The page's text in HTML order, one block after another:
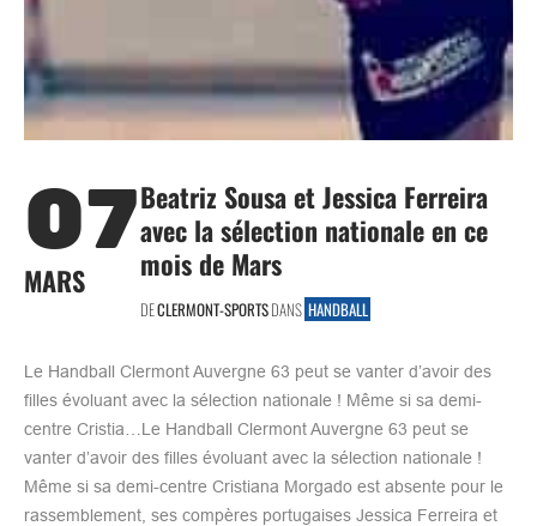
07
MARS
Beatriz Sousa et Jessica Ferreira
avec la sélection nationale en ce
mois de Mars
DECLERMONT-SPORTSDANS HANDBALL
Le Handball Clermont Auvergne 63 peut se vanter d’avoir des
filles évoluant avec la sélection nationale ! Même si sa demi-
centre Cristia…Le Handball Clermont Auvergne 63 peut se
vanter d’avoir des filles évoluant avec la sélection nationale !
Même si sa demi-centre Cristiana Morgado est absente pour le
rassemblement, ses compères portugaises Jessica Ferreira et